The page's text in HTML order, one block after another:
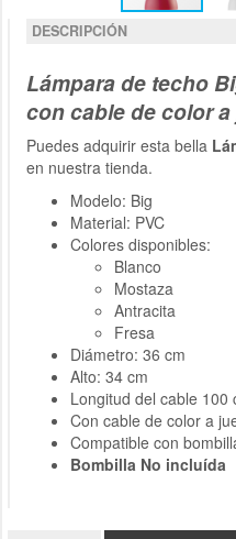
DESCRIPCIÓN
Lámpara de techo
con cable de color
Puedes adquirir esta bella
en nuestra tienda.
Modelo: Big
Material: PVC
Colores disponibles:
Blanco
Mostaza
Antracita
Fresa
Diámetro: 36 cm
Alto: 34 cm
Longitud del cable 100
Con cable de color a
Compatible con
Bombilla No incluída